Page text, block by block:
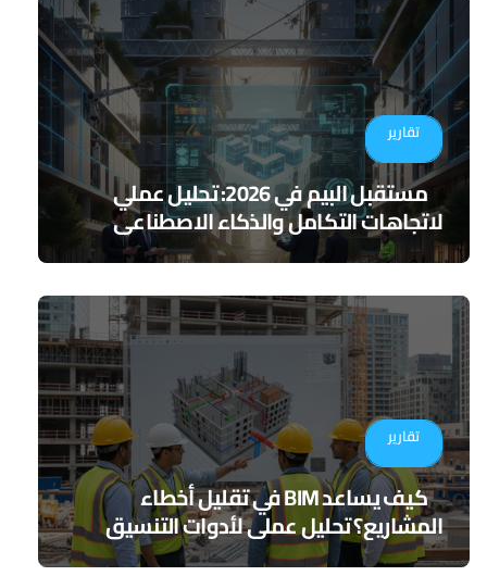
تقارير
مستقبل البيم في 2026: تحليل عملي
لاتجاهات التكامل والذكاء الاصطناعي
تقارير
كيف يساعد BIM في تقليل أخطاء
المشاريع؟ تحليل عملي لأدوات التنسيق
الرقمي